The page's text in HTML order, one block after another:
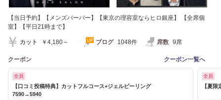
【当日予約】【メンズバーバー】【東京の理容室ならヒロ銀座】 【全席個
室】【平日21時まで】
カット ￥4,180～ ブログ 1048件 席数 9席
クーポン クーポン一覧へ
全員
【口コミ投稿特典】カットフルコース+ジェルピーリング
7590→5940
全員
【夏